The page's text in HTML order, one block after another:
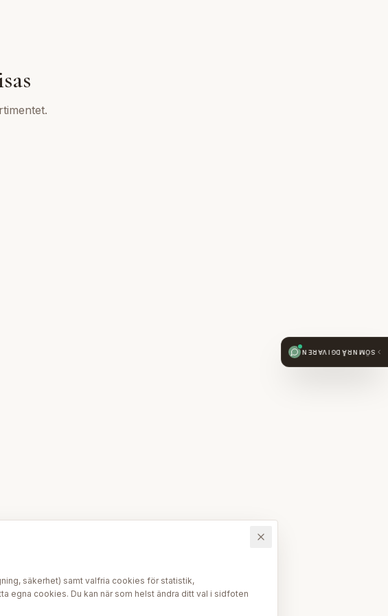
SÖMNRÅDGIVAREN
säkerhet) samt valfria cookies för statistik,
egna cookies. Du kan när som helst ändra ditt val i sidfoten